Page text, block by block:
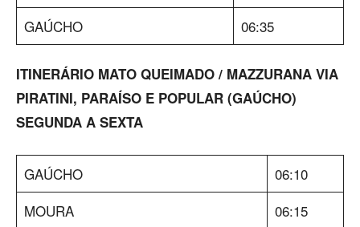
GAÚCHO
06:35
ITINERÁRIO MATO QUEIMADO / MAZZURANA VIA
PIRATINI, PARAÍSO E POPULAR (GAÚCHO)
SEGUNDA A SEXTA
GAÚCHO
06:10
MOURA
06:15